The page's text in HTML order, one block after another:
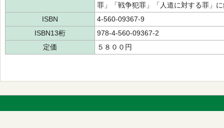
罪」「戦争犯罪」「人道に対する罪」
ISBN
4-560-09367-9
ISBN13桁
978-4-560-09367-2
定価
５８００円